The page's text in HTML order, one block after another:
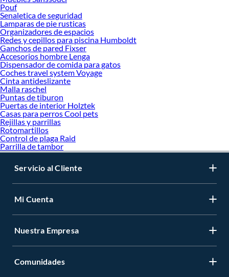
Pouf
Senaletica de seguridad
Lamparas de pie rusticas
Organizadores de espacios
Redes y cepillos para piscina Humboldt
Ganchos de pared Fixser
Accesorios hombre Lenga
Dispensador de comida para gatos
Coches travel system Voyage
Cinta antideslizante
Malla raschel
Puntas de tiburon
Puertas de interior Holztek
Casas para perros Cool pets
Rejillas y parrillas
Rotomartillos
Control de plaga Raid
Parrilla de tambor
Servicio al Cliente
Mi Cuenta
Nuestra Empresa
Comunidades